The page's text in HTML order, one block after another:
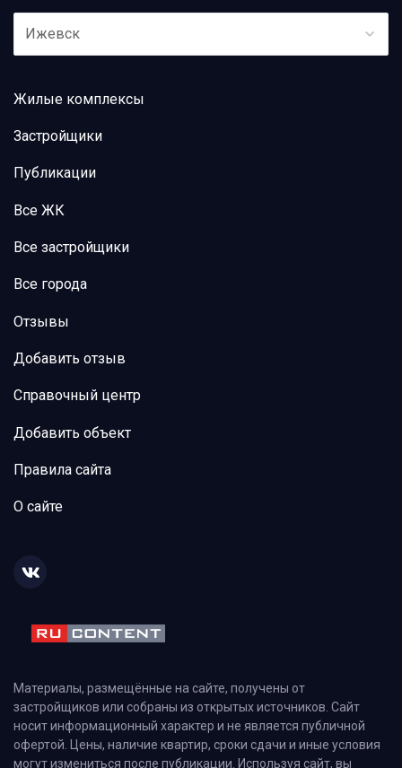
Ижевск
Жилые комплексы
Застройщики
Публикации
Все ЖК
Все застройщики
Все города
Отзывы
Добавить отзыв
Справочный центр
Добавить объект
Правила сайта
О сайте
Материалы, размещённые на сайте, получены от
застройщиков или собраны из открытых источников. Сайт
носит информационный характер и не является публичной
офертой. Цены, наличие квартир, сроки сдачи и иные условия
могут измениться после публикации. Используя сайт, вы